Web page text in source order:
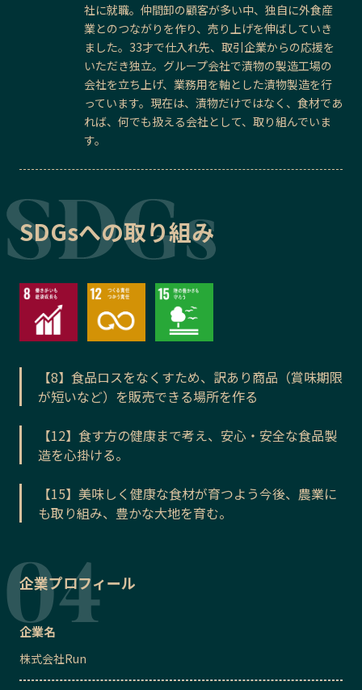
社に就職。仲間卸の顧客が多い中、独自に外食産
業とのつながりを作り、売り上げを伸ばしていき
ました。33才で仕入れ先、取引企業からの応援を
いただき独立。グループ会社で漬物の製造工場の
会社を立ち上げ、業務用を軸とした漬物製造を行
っています。現在は、漬物だけではなく、食材であ
れば、何でも扱える会社として、取り組んでいま
す。
SDGsへの取り組み
【8】食品ロスをなくすため、訳あり商品（賞味期限
が短いなど）を販売できる場所を作る
【12】食す方の健康まで考え、安心・安全な食品製
造を心掛ける。
【15】美味しく健康な食材が育つよう今後、農業に
も取り組み、豊かな大地を育む。
企業プロフィール
企業名
株式会社Run